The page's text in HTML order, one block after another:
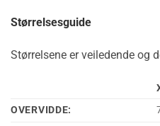
Størrelsesguide
Størrelsene er veiledende og
OVERVIDDE: